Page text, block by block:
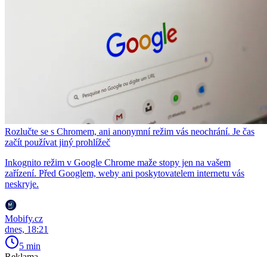
Rozlučte se s Chromem, ani anonymní režim vás neochrání. Je čas
začít používat jiný prohlížeč
Inkognito režim v Google Chrome maže stopy jen na vašem
zařízení. Před Googlem, weby ani poskytovatelem internetu vás
neskryje.
Mobify.cz
dnes, 18:21
5 min